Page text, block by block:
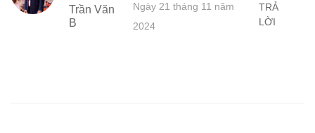
Trần Văn
B
Ngày 21 tháng 11 năm
2024
TRẢ
LỜI